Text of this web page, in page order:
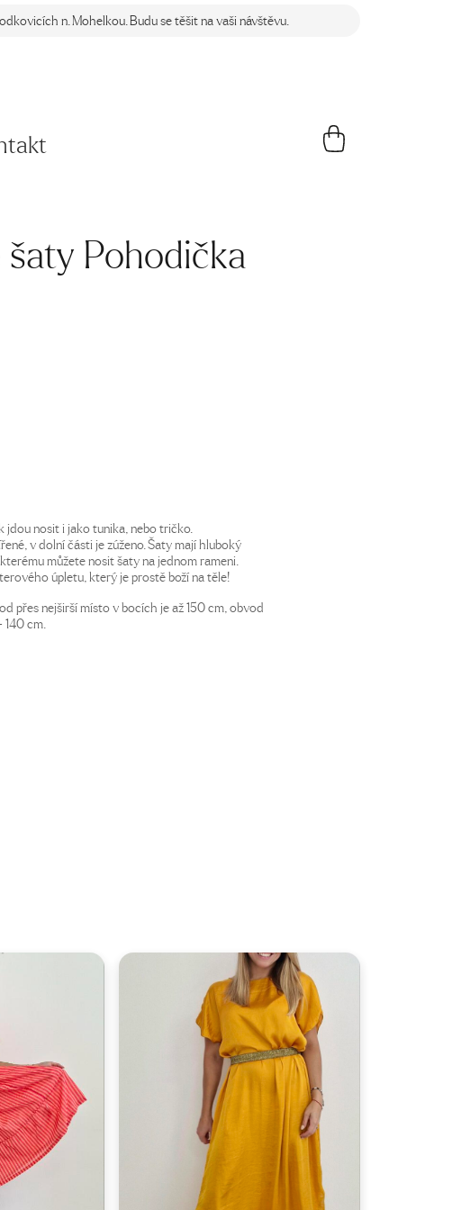
n. Mohelkou. Budu se těšit na vaši návštěvu.
šaty Pohodička
jdou nosit i jako tunika, nebo tričko.
v dolní části je zúženo. Šaty mají hluboký
můžete nosit šaty na jednom rameni.
úpletu, který je prostě boží na těle!
přes nejširší místo v bocích je až 150 cm, obvod
cm.